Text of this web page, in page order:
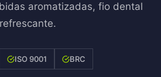
aromatizadas, fio dental
ISO 9001 BRC